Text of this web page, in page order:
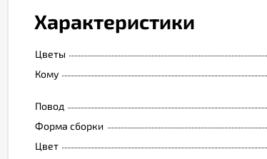
Характеристики
Цветы
Кому
Повод
Форма сборки
Цвет